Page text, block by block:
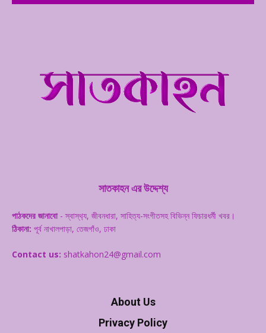
সাতকাহন এর উদ্দেশ্য
পাঠকদের জানাবো - স্বাস্থ‌্য, জীবনধারা, সাহিত্য-সংগীতসহ বিভিন্ন ফিচারধর্মী খবর।
ঠিকানা: পূর্ব নাখালপাড়া, তেজগাঁও, ঢাকা
Contact us: shatkahon24@gmail.com
About Us
Privacy Policy